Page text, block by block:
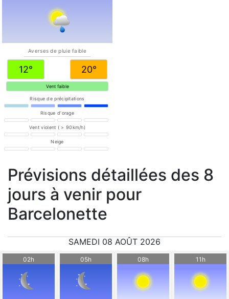
Averses de pluie faible
12° 20°
Vent faible
Risque de précipitations
Risque d'orage
Vent violent ( > 90km/h)
Neige
Prévisions détaillées des 8
jours à venir pour
Barcelonette
SAMEDI 08 AOÛT 2026
02h 05h 08h 11h